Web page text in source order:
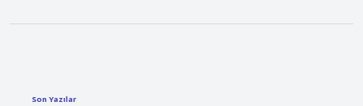
Son Yazılar